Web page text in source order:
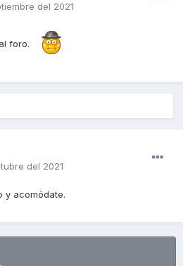
del 2021
foro.
del 2021
y acomódate.